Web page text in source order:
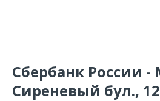
Сбербанк России -
Сиреневый бул.,